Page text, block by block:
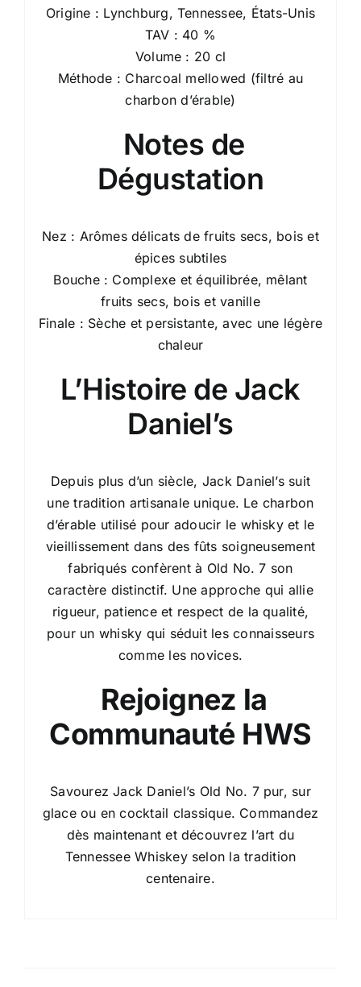
Origine : Lynchburg, Tennessee, États-Unis
TAV : 40 %
Volume : 20 cl
Méthode : Charcoal mellowed (filtré au
charbon d’érable)
Notes de
Dégustation
Nez : Arômes délicats de fruits secs, bois et
épices subtiles
Bouche : Complexe et équilibrée, mêlant
fruits secs, bois et vanille
Finale : Sèche et persistante, avec une légère
chaleur
L’Histoire de Jack
Daniel’s
Depuis plus d’un siècle, Jack Daniel’s suit
une tradition artisanale unique. Le charbon
d’érable utilisé pour adoucir le whisky et le
vieillissement dans des fûts soigneusement
fabriqués confèrent à Old No. 7 son
caractère distinctif. Une approche qui allie
rigueur, patience et respect de la qualité,
pour un whisky qui séduit les connaisseurs
comme les novices.
Rejoignez la
Communauté HWS
Savourez Jack Daniel’s Old No. 7 pur, sur
glace ou en cocktail classique. Commandez
dès maintenant et découvrez l’art du
Tennessee Whiskey selon la tradition
centenaire.